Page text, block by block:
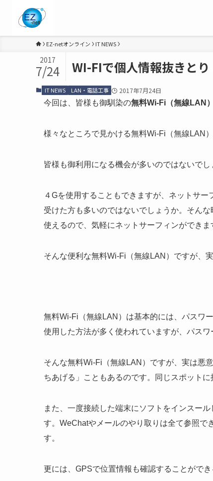
EZ-netオンライン IT NEWS
WI-FIで個人情報抜き
2017
7/24
IT NEWS LAN・電話工事
2017年7月24日
今回は、皆様も御馴染の無料Wi-Fi （無線LAN ）
様々なところで見かける無料Wi-Fi（無線LAN）
皆様も御利用になる機会が多いのではないでし
４Gを使用することもできますが、ネットサ
受けた方も多いのではないでしょうか。そん
使えるので、気軽にネットサーフィンができま
そんな便利な無料Wi-Fi（無線LAN）ですが、
無料Wi-Fi（無線LAN）は基本的には、パスワ
使用した方法が多く使われていますが、パスワ
そんな無料Wi-Fi（無線LAN）ですが、実は悪
ちあげる」こともあるのです。同じスポット
また、一度接続した端末にソフトをインスー
す。WeChatやメールのやり取りは全て参照で
す。
更には、GPSで位置情報も確認することができ